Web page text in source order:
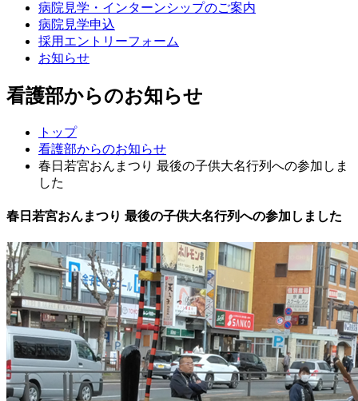
病院見学・インターンシップのご案内
病院見学申込
採用エントリーフォーム
お知らせ
看護部からのお知らせ
トップ
看護部からのお知らせ
春日若宮おんまつり 最後の子供大名行列への参加しま
した
春日若宮おんまつり 最後の子供大名行列への参加しました